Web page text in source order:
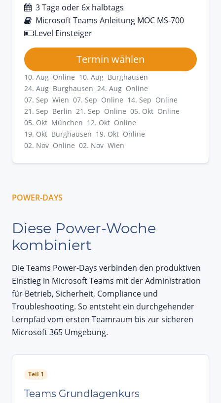
3 Tage oder 6x halbtags
Microsoft Teams Anleitung MOC MS-700
Level Einsteiger
Termin wählen
10. Aug Online 10. Aug Burghausen
24. Aug Burghausen 24. Aug Online
07. Sep Wien 07. Sep Online 14. Sep Online
21. Sep Berlin 21. Sep Online 05. Okt Online
05. Okt München 12. Okt Online
19. Okt Burghausen 19. Okt Online
02. Nov Online 02. Nov Wien
POWER-DAYS
Diese Power-Woche
kombiniert
Die Teams Power-Days verbinden den produktiven
Einstieg in Microsoft Teams mit der Administration
für Betrieb, Sicherheit, Compliance und
Troubleshooting. So entsteht ein durchgehender
Lernpfad vom ersten Teamraum bis zur sicheren
Microsoft 365 Umgebung.
Teil 1
Teams Grundlagenkurs